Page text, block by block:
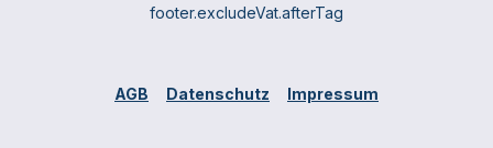
footer.excludeVat.afterTag
AGB Datenschutz Impressum